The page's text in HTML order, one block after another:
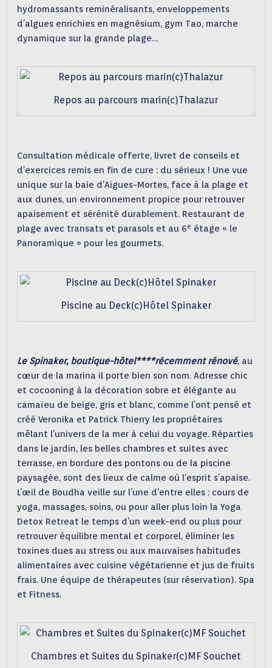
hydromassants reminéralisants, enveloppements
d’algues enrichies en magnésium, gym Tao, marche
dynamique sur la grande plage…
Repos au parcours marin(c)Thalazur
Consultation médicale offerte, livret de conseils et
d’exercices remis en fin de cure : du sérieux ! Une vue
unique sur la baie d’Aigues-Mortes, face à la plage et
aux dunes, un environnement propice pour retrouver
apaisement et sérénité durablement. Restaurant de
plage avec transats et parasols et au 6e étage « le
Panoramique » pour les gourmets.
Piscine au Deck(c)Hôtel Spinaker
Le Spinaker, boutique-hôtel****récemment rénové, au
cœur de la marina il porte bien son nom. Adresse chic
et cocooning à la décoration sobre et élégante au
camaïeu de beige, gris et blanc, comme l’ont pensé et
créé Veronika et Patrick Thierry les propriétaires
mêlant l’univers de la mer à celui du voyage. Réparties
dans le jardin, les belles chambres et suites avec
terrasse, en bordure des pontons ou de la piscine
paysagée, sont des lieux de calme où l’esprit s’apaise.
L’œil de Boudha veille sur l’une d’entre elles : cours de
yoga, massages, soins, ou pour aller plus loin la Yoga
Detox Retreat le temps d’un week-end ou plus pour
retrouver équilibre mental et corporel, éliminer les
toxines dues au stress ou aux mauvaises habitudes
alimentaires avec cuisine végétarienne et jus de fruits
frais. Une équipe de thérapeutes (sur réservation). Spa
et Fitness.
Chambres et Suites du Spinaker(c)MF Souchet